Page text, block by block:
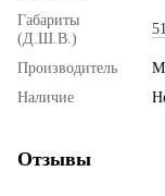
Габариты
(Д.Ш.В.)
Производитель
Наличие
Отзывы